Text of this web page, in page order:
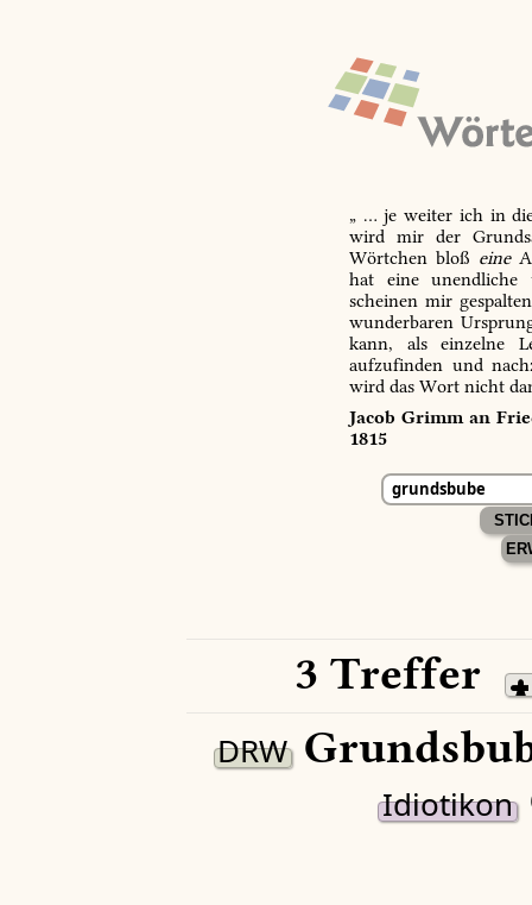
„ … je weiter ich in
wird mir der
Wörtchen bloß eine
hat eine unendliche
scheinen mir
wunderbaren
kann, als einzelne
aufzufinden und
wird das Wort nicht
Jacob Grimm an
1815
3 Treffer
DRW
Idiotikon